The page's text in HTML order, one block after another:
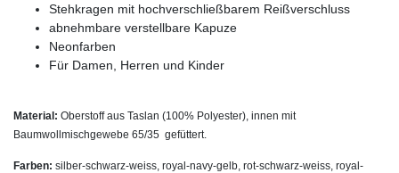
Stehkragen mit hochverschließbarem Reißverschluss
abnehmbare verstellbare Kapuze
Neonfarben
Für Damen, Herren und Kinder
Material: Oberstoff aus Taslan (100% Polyester), innen mit
Baumwollmischgewebe 65/35 gefüttert.
Farben: silber-schwarz-weiss, royal-navy-gelb, rot-schwarz-weiss, royal-